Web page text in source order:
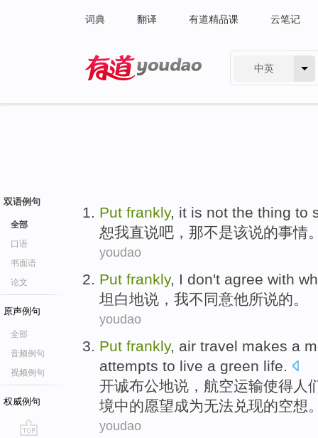
词典 翻译 有道精品课 云笔记
中英
双语例句
全部
口语
书面语
论文
原声例句
全部
音频例句
视频例句
权威例句
Put frankly, it is not the thing to
恕我直说吧， 那不是该说的事情
youdao
Put frankly, I don't agree with
坦白地说， 我不同意他所说的。
youdao
Put frankly, air travel makes a
attempts to live a green life.
开诚布公地说， 航空运输使得 人
境中的愿望成为无法兑现的空想
youdao